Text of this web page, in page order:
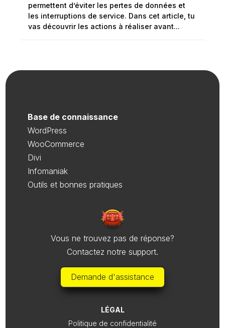
permettent d’éviter les pertes de données et
les interruptions de service. Dans cet article, tu
vas découvrir les actions à réaliser avant...
Base de connaissance
WordPress
WooCommerce
Divi
Infomaniak
Outils et bonnes pratiques
Vous ne trouvez pas de réponse?
Contactez notre support.
Demande d'assistance
LÉGAL
Politique de confidentialité